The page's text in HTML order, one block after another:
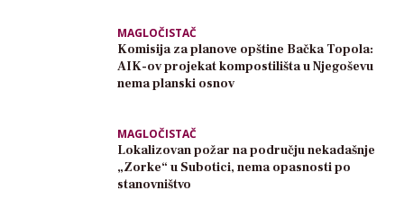
MAGLOČISTAČ
Komisija za planove opštine Bačka Topola:
AIK-ov projekat kompostilišta u Njegoševu
nema planski osnov
MAGLOČISTAČ
Lokalizovan požar na području nekadašnje
„Zorke“ u Subotici, nema opasnosti po
stanovništvo